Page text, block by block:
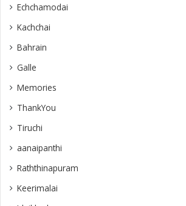
Echchamodai
Kachchai
Bahrain
Galle
Memories
ThankYou
Tiruchi
aanaipanthi
Raththinapuram
Keerimalai